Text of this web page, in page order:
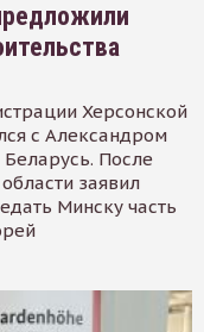
Херсонской
с Александром
После
заявил
Минску часть